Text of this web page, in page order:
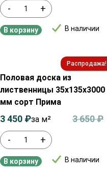
- +
В наличии
В корзину
Распродажа!
Половая доска из
лиственницы 35х135х3000
мм сорт Прима
- +
В наличии
3 650₽
3 450 ₽за м²
В корзину